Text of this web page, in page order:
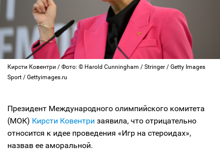
Кирсти Ковентри / Фото: © Harold Cunningham / Stringer / Getty Images
Sport / Gettyimages.ru
Президент Международного олимпийского комитета
(МОК) Кирсти Ковентри заявила, что отрицательно
относится к идее проведения «Игр на стероидах»,
назвав ее аморальной.